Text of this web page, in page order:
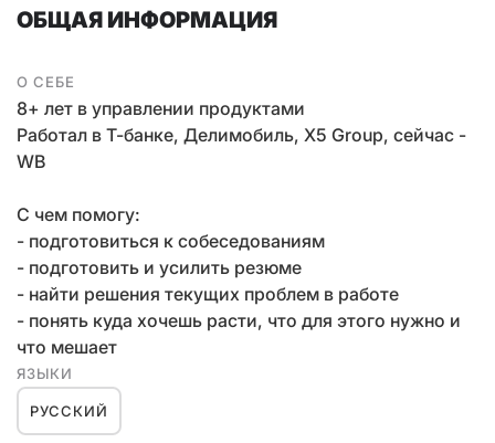
ОБЩАЯ ИНФОРМАЦИЯ
О СЕБЕ
8+ лет в управлении продуктами
Работал в Т-банке, Делимобиль, Х5 Group, сейчас -
WB
С чем помогу:
- подготовиться к собеседованиям
- подготовить и усилить резюме
- найти решения текущих проблем в работе
- понять куда хочешь расти, что для этого нужно и
что мешает
ЯЗЫКИ
РУССКИЙ